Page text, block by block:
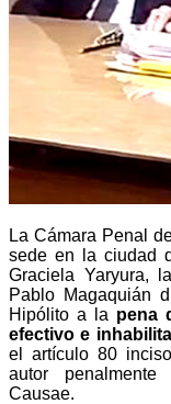
La Cámara Penal
sede en la ciudad
Graciela Yaryura,
Pablo Magaquián
Hipólito a la pena
efectivo e
el artículo 80
autor
Causae.